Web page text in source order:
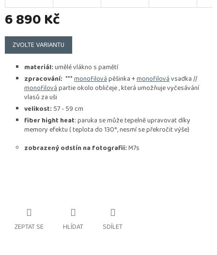
6 890 Kč
Měrná
cena:
ZVOLTE VARIANTU
materiál:umělé vlákno s pamětí
zpracování: ***monofilovápěšinka +monofilovávsadka //
monofilovápartie okolo obličeje , která umožňuje vyčesávání
vlasů za uši
velikost: 57 - 59 cm
fiber hight heat: paruka se může tepelně upravovat díky
memory efektu ( teplota do 130°, nesmí se překročit výše)
zobrazený odstín na fotografii:M7s
ZEPTAT SE HLÍDAT SDÍLET